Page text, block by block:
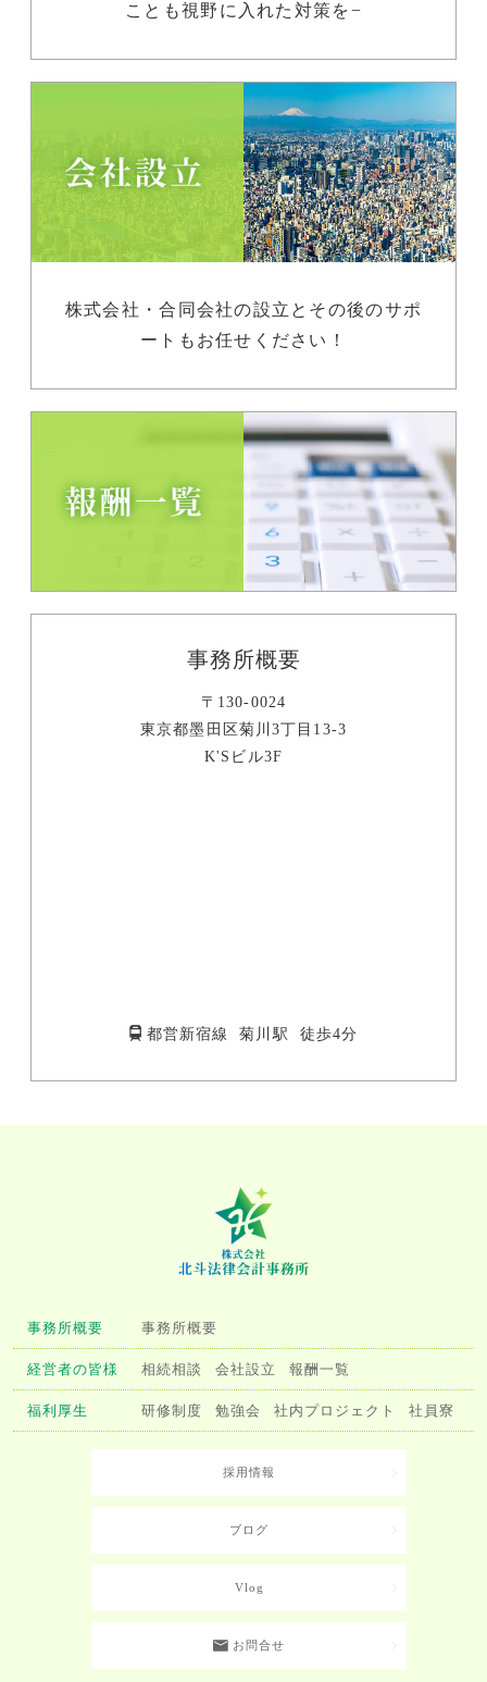
ことも視野に入れた対策を−
株式会社・合同会社の設立とその後のサポ
ートもお任せください！
事務所概要
〒130-0024
東京都墨田区菊川3丁目13-3
K'Sビル3F
都営新宿線 菊川駅 徒歩4分
事務所概要 事務所概要
経営者の皆様 相続相談 会社設立 報酬一覧
福利厚生 研修制度 勉強会 社内プロジェクト 社員寮
採用情報
ブログ
Vlog
お問合せ